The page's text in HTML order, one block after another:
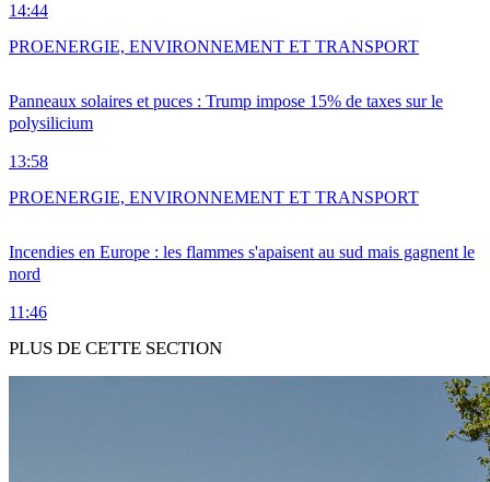
14:44
Panneaux solaires et puces : Trump impose 15% de taxes sur le
polysilicium
13:58
PROENERGIE, ENVIRONNEMENT ET TRANSPORT
Incendies en Europe : les flammes s'apaisent au sud mais gagnent le
nord
11:46
PROENERGIE, ENVIRONNEMENT ET TRANSPORT
PLUS DE CETTE SECTION